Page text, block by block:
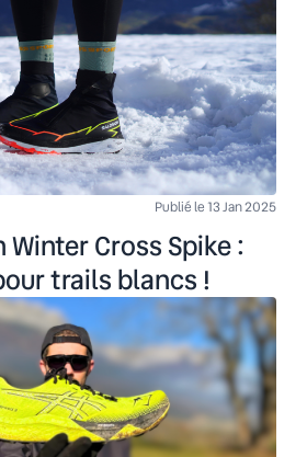
Publié le 13 Jan 2025
Cross Spike :
trails blancs !